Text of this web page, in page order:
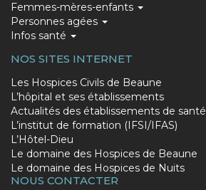
Femmes-mères-enfants
Personnes agées
Infos santé
NOS SITES INTERNET
PIED
DE
PAGE
(LIEN
DES
SITES)
Les Hospices Civils de Beaune
L’hôpital et ses établissements
Actualités des établissements de santé
L’institut de formation (IFSI/IFAS)
L’Hôtel-Dieu
Le domaine des Hospices de Beaune
Le domaine des Hospices de Nuits
NOUS CONTACTER